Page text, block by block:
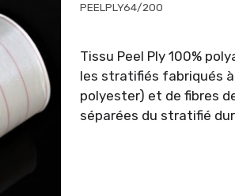
PEELPLY64/200
Tissu Peel Ply 100%
les stratifiés fabriqués
polyester) et de fibres
séparées du stratifié